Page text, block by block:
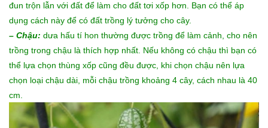
đun trộn lẫn với đất để làm cho đất tơi xốp hơn. Bạn có thể áp
dụng cách này để có đất trồng lý tưởng cho cây.
– Chậu: dưa hấu tí hon thường được trồng để làm cảnh, cho nên
trồng trong chậu là thích hợp nhất. Nếu không có chậu thì bạn có
thể lựa chọn thùng xốp cũng đều được, khi chọn chậu nên lựa
chọn loại chậu dài, mỗi chậu trồng khoảng 4 cây, cách nhau là 40
cm.